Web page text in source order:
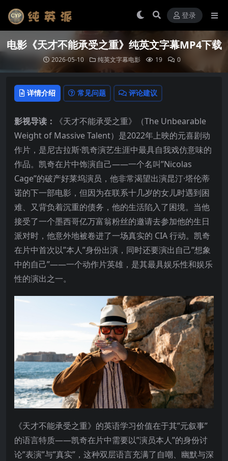
登录
电影《天才不能承受之重》纯英文字幕MP4下载
2026-05-10 纯英文字幕电影 19 0
详情介绍 常见问题 评论建议
影视导读：
《天才不能承受之重》（The Unbearable
Weight of Massive Talent）是2022年上映的元喜剧动
作片，是尼古拉斯·凯奇演艺生涯中最具自我戏仿意味的
作品。凯奇在片中饰演自己——一个名叫”Nicolas
Cage”的破产好莱坞演员，他非常渴望出演昆汀·塔伦蒂
诺的下一部电影，但因为在联系十几岁的女儿时遇到困
难、又背负着沉重的债务，他的生活陷入了困境。当他
接受了一个墨西哥亿万富翁粉丝的邀请去参加他的生日
派对时，他意外地被卷进了一场真实的 CIA 行动。凯奇
在片中首次以”本人”身份出演，同时还要演出自己”想象
中的自己”——一个动作片英雄，是其最具娱乐性和娱乐
性的演出之一。
《天才不能承受之重》的英语学习价值在于其”元叙事”
的语言特质——凯奇在片中需要以”演员本人”的身份讨
论”表演”与”真实”，这种双层语言充满了自嘲、幽默与深